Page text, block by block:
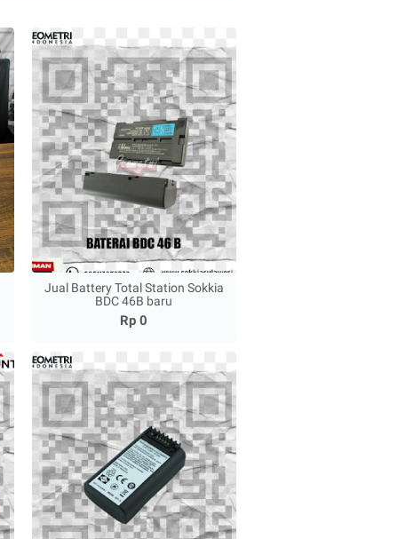
Jual Battery Total Station Sokkia
BDC 46B baru
Rp 0